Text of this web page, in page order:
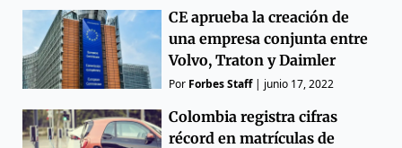
CE aprueba la creación de
una empresa conjunta entre
Volvo, Traton y Daimler
Por Forbes Staff| junio 17, 2022
Colombia registra cifras
récord en matrículas de